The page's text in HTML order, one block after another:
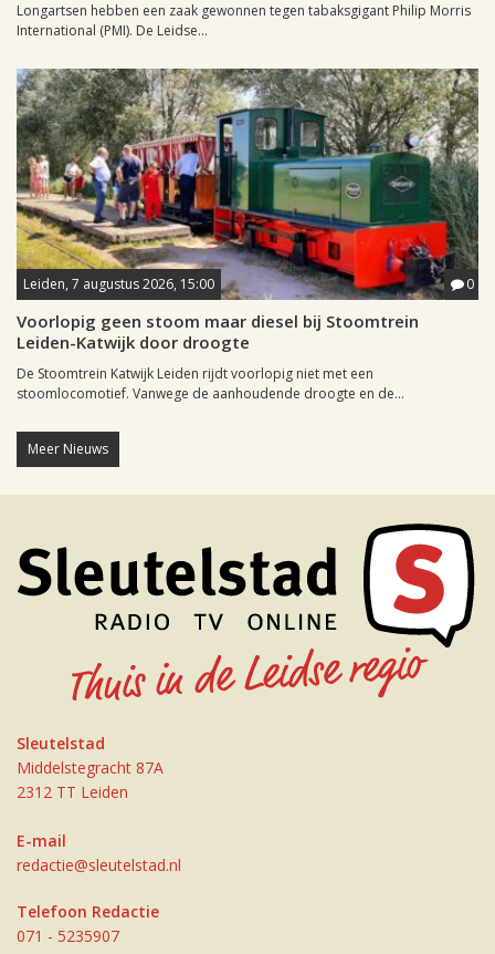
Longartsen hebben een zaak gewonnen tegen tabaksgigant Philip Morris
International (PMI). De Leidse...
Leiden, 7 augustus 2026, 15:00 0
Voorlopig geen stoom maar diesel bij Stoomtrein
Leiden-Katwijk door droogte
De Stoomtrein Katwijk Leiden rijdt voorlopig niet met een
stoomlocomotief. Vanwege de aanhoudende droogte en de...
Meer Nieuws
Sleutelstad
Middelstegracht 87A
2312 TT Leiden
E-mail
redactie@sleutelstad.nl
Telefoon Redactie
071 - 5235907